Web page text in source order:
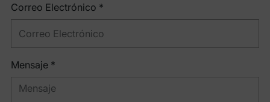
Correo Electrónico *
Mensaje *